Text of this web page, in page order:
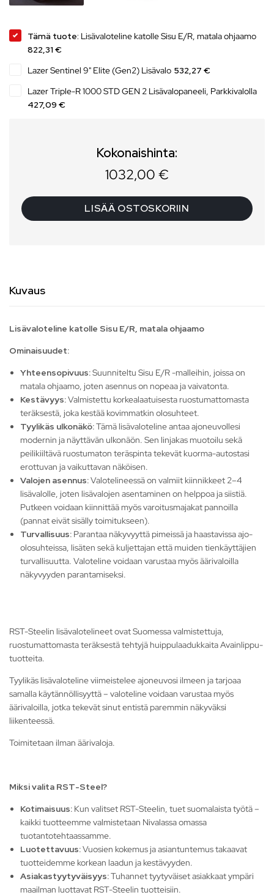
Tämä tuote: Lisävaloteline katolle Sisu E/R, matala ohjaamo
822,31 €
Lazer Sentinel 9" Elite (Gen2) Lisävalo 532,27 €
Lazer Triple-R 1000 STD GEN 2 Lisävalopaneeli, Parkkivalolla
427,09 €
Kokonaishinta:
1032,00 €
LISÄÄ OSTOSKORIIN
Kuvaus
Lisävaloteline katolle Sisu E/R, matala ohjaamo
Ominaisuudet:
Yhteensopivuus:Suunniteltu Sisu E/R -malleihin, joissa on
matala ohjaamo, joten asennus on nopeaa ja vaivatonta.
Kestävyys:Valmistettu korkealaatuisesta ruostumattomasta
teräksestä, joka kestää kovimmatkin olosuhteet.
Tyylikäs ulkonäkö:Tämä lisävaloteline antaa ajoneuvollesi
modernin ja näyttävän ulkonäön. Sen linjakas muotoilu sekä
peilikiiltävä ruostumaton teräspinta tekevät kuorma-autostasi
erottuvan ja vaikuttavan näköisen.
Valojen asennus:Valotelineessä on valmiit kiinnikkeet 2–4
lisävalolle, joten lisävalojen asentaminen on helppoa ja siistiä.
Putkeen voidaan kiinnittää myös varoitusmajakat pannoilla
(pannat eivät sisälly toimitukseen).
Turvallisuus: Parantaa näkyvyyttä pimeissä ja haastavissa ajo-
olosuhteissa, lisäten sekä kuljettajan että muiden tienkäyttäjien
turvallisuutta. Valoteline voidaan varustaa myös äärivaloilla
näkyvyyden parantamiseksi.
RST-Steelin lisävalotelineet ovat Suomessa valmistettuja,
ruostumattomasta teräksestä tehtyjä huippulaadukkaita Avainlippu-
tuotteita.
Tyylikäs lisävaloteline viimeistelee ajoneuvosi ilmeen ja tarjoaa
samalla käytännöllisyyttä – valoteline voidaan varustaa myös
äärivaloilla, jotka tekevät sinut entistä paremmin näkyväksi
liikenteessä.
Toimitetaan ilman äärivaloja.
Miksi valita RST-Steel?
Kotimaisuus: Kun valitset RST-Steelin, tuet suomalaista työtä –
kaikki tuotteemme valmistetaan Nivalassa omassa
tuotantotehtaassamme.
Luotettavuus:Vuosien kokemus ja asiantuntemus takaavat
tuotteidemme korkean laadun ja kestävyyden.
Asiakastyytyväisyys:Tuhannet tyytyväiset asiakkaat ympäri
maailman luottavat RST-Steelin tuotteisiin.